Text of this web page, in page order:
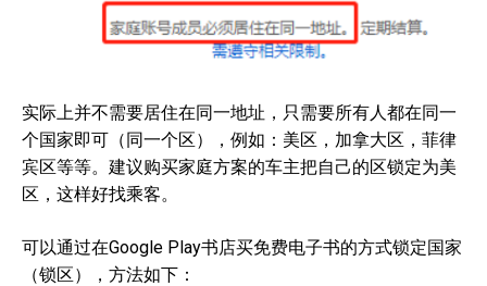
实际上并不需要居住在同一地址，只需要所有人都在同一
个国家即可（同一个区），例如：美区，加拿大区，菲律
宾区等等。建议购买家庭方案的车主把自己的区锁定为美
区，这样好找乘客。
可以通过在Google Play书店买免费电子书的方式锁定国家
（锁区），方法如下：